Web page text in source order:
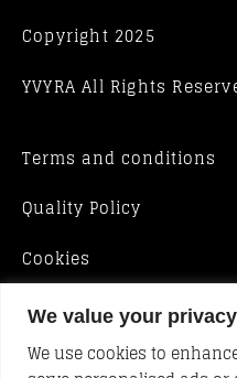
We value your privacy
We use cookies to
Copyright 2025
YVYRA All Rights
Terms and conditions
Quality Policy
Cookies